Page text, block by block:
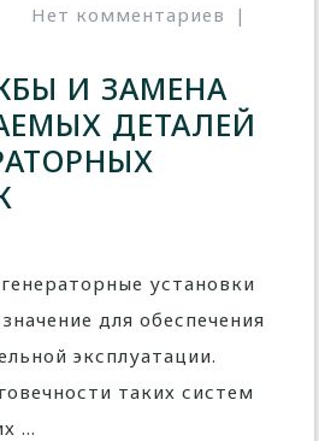
Нет комментариев
|
И ЗАМЕНА
ДЕТАЛЕЙ
для обеспечения
эксплуатации.
таких систем
...